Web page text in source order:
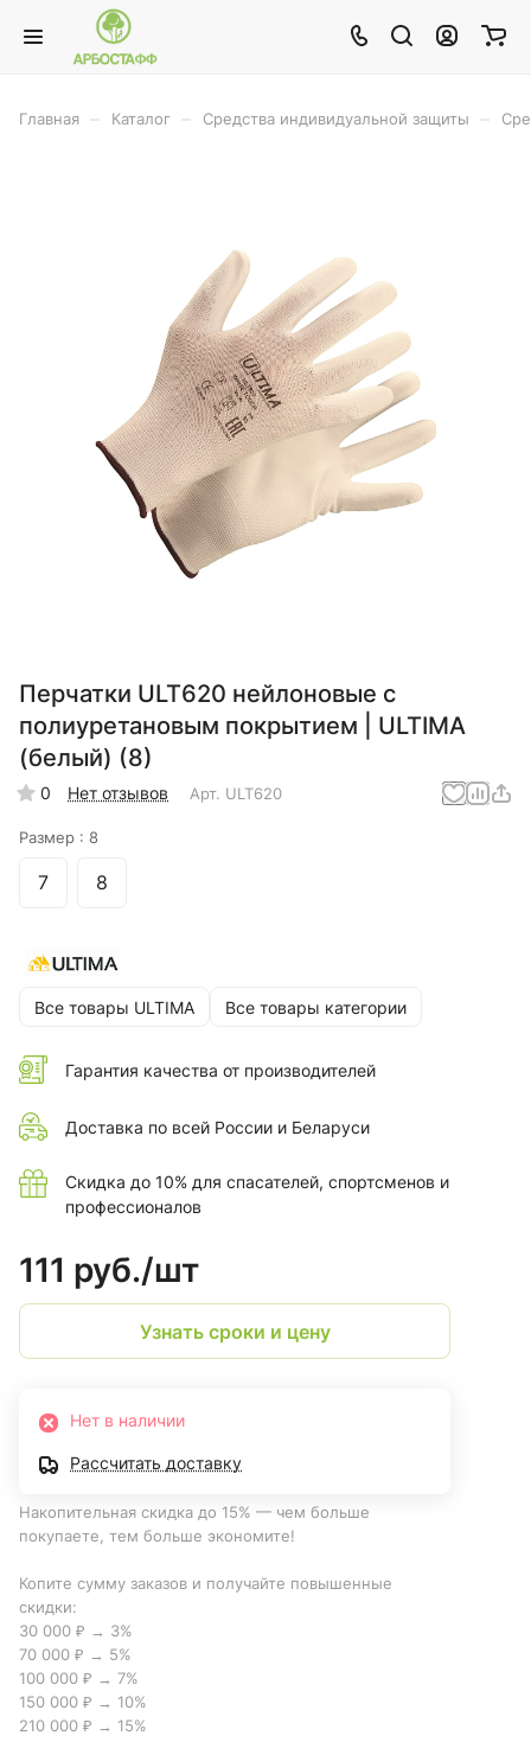
Главная Каталог Средства индивидуальной защиты
Перчатки ULT620 нейлоновые с
полиуретановым покрытием | ULTIMA
(белый) (8)
0 Нет отзывов Арт. ULT620
Размер : 8
7 8
Все товары ULTIMA Все товары категории
Гарантия качества от производителей
Доставка по всей России и Беларуси
Скидка до 10% для спасателей, спортсменов и
профессионалов
111 руб./шт
Узнать сроки и цену
Нет в наличии
Рассчитать доставку
Накопительная скидка до 15% — чем больше
покупаете, тем больше экономите!
Копите сумму заказов и получайте повышенные
скидки:
30 000 ₽ → 3%
70 000 ₽ → 5%
100 000 ₽ → 7%
150 000 ₽ → 10%
210 000 ₽ → 15%